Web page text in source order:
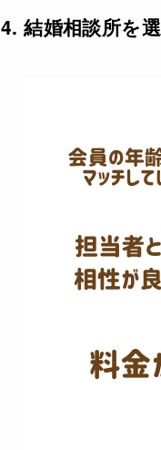
4. 結婚相談所を